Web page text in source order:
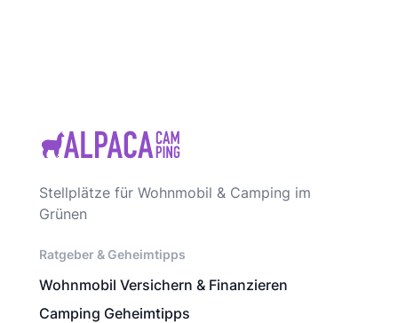
Stellplätze für Wohnmobil & Camping im
Grünen
Ratgeber & Geheimtipps
Wohnmobil Versichern & Finanzieren
Camping Geheimtipps